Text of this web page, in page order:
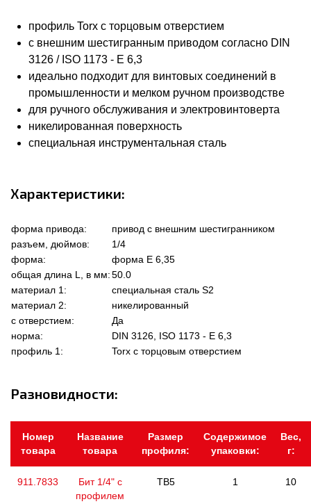
профиль Torx с торцовым отверстием
с внешним шестигранным приводом согласно DIN
3126 / ISO 1173 - E 6,3
идеально подходит для винтовых соединений в
промышленности и мелком ручном производстве
для ручного обслуживания и электровинтоверта
никелированная поверхность
специальная инструментальная сталь
Характеристики:
форма привода:
привод с внешним шестигранником
разъем, дюймов:
1/4
форма:
форма Е 6,35
общая длина L, в мм:50.0
материал 1:
специальная сталь S2
материал 2:
никелированный
с отверстием:
Да
норма:
DIN 3126, ISO 1173 - E 6,3
профиль 1:
Torx с торцовым отверстием
Разновидности:
Номер
товара
Название
товара
Размер
профиля:
Содержимое
упаковки:
Вес,
г:
911.7833
Бит 1/4" с
профилем
TB5 1 10